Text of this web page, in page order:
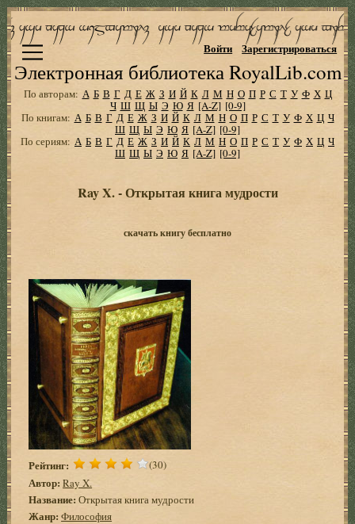
Электронная библиотека RoyalLib.com
Войти Зарегистрироваться
По авторам: А Б В Г Д Е Ж З И Й К Л М Н О П Р С Т У Ф Х Ц
Ч Ш Щ Ы Э Ю Я [A-Z] [0-9]
По книгам: А Б В Г Д Е Ж З И Й К Л М Н О П Р С Т У Ф Х Ц Ч
Ш Щ Ы Э Ю Я [A-Z] [0-9]
По сериям: А Б В Г Д Е Ж З И Й К Л М Н О П Р С Т У Ф Х Ц Ч
Ш Щ Ы Э Ю Я [A-Z] [0-9]
Ray X. - Открытая книга мудрости
скачать книгу бесплатно
Рейтинг: (30)
Автор: Ray X.
Название: Открытая книга мудрости
Жанр: Философия